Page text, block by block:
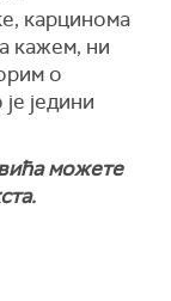
карцинома
кажем, ни
о
једини
можете